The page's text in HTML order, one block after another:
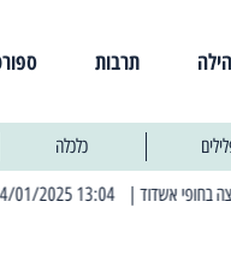
תרבות
כלכלה
| 13:04 14/01/2025 עובדים בלילות: עבודות קרצוף וריבוד אספלט